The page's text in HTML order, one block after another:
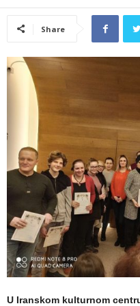
Share
U Iranskom kulturnom